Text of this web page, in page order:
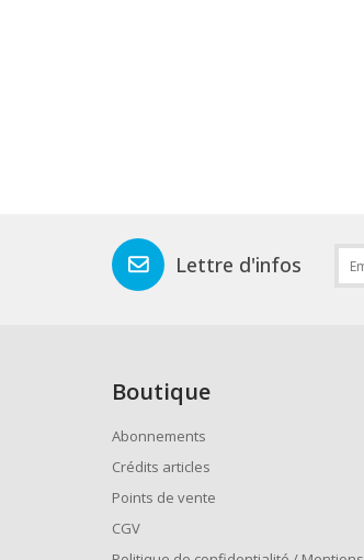
Lettre d'infos
Boutique
Abonnements
Crédits articles
Points de vente
CGV